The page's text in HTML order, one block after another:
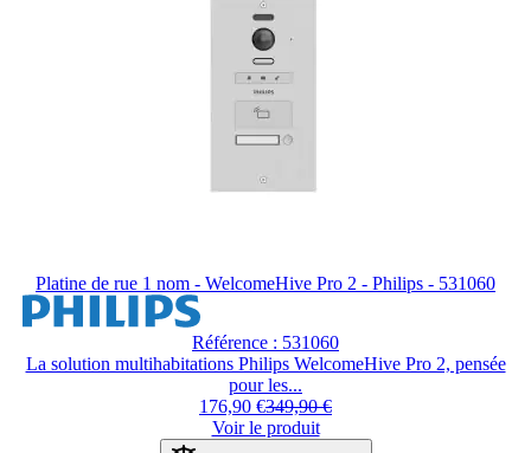
Platine de rue 1 nom - WelcomeHive Pro 2 - Philips - 531060
Référence : 531060
La solution multihabitations Philips WelcomeHive Pro 2, pensée
pour les...
176,90 €349,90 €
Voir le produit